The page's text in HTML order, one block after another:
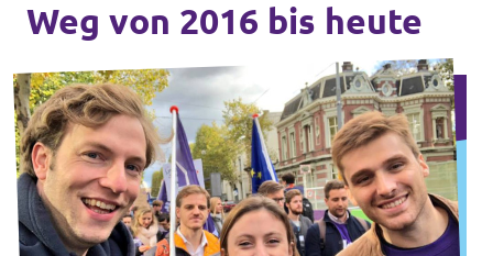
Weg von 2016 bis heute